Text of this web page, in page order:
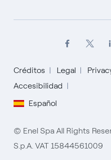
Créditos Legal
Accesibilidad
Español
English
Español
Italiano
Portugués (BR)
© Enel Spa All Rights
S.p.A. VAT 15844561009